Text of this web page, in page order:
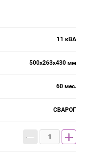
11 кВА
500х263х430 мм
60 мес.
СВАРОГ
− +